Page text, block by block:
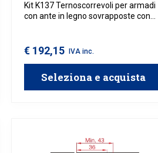
Kit K137 Ternoscorrevoli per armadi
con ante in legno sovrapposte con
€ 192,15 IVA inc.
Seleziona e acquista